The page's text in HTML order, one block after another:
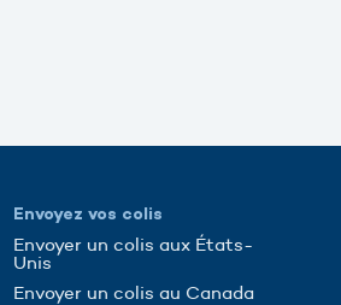
Envoyez vos colis
Envoyer un colis aux États-
Unis
Envoyer un colis au Canada